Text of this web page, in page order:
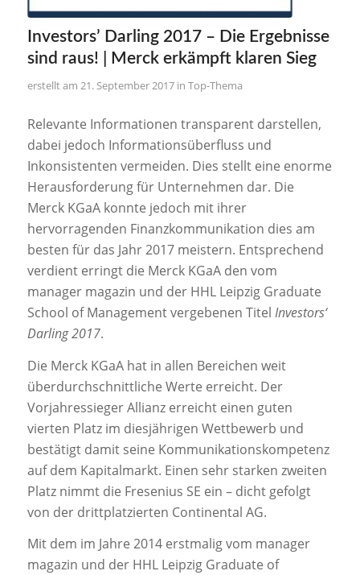
Investors’ Darling 2017 – Die Ergebnisse
sind raus! | Merck erkämpft klaren Sieg
21. September 2017 in Top-Thema
Relevante Informationen transparent darstellen,
dabei jedoch Informationsüberfluss und
Inkonsistenten vermeiden. Dies stellt eine enorme
Herausforderung für Unternehmen dar. Die
Merck KGaA konnte jedoch mit ihrer
hervorragenden Finanzkommunikation dies am
besten für das Jahr 2017 meistern. Entsprechend
verdient erringt die Merck KGaA den vom
manager magazin und der HHL Leipzig Graduate
School of Management vergebenen Titel Investors‘
Darling 2017.
Die Merck KGaA hat in allen Bereichen weit
überdurchschnittliche Werte erreicht. Der
Vorjahressieger Allianz erreicht einen guten
vierten Platz im diesjährigen Wettbewerb und
bestätigt damit seine Kommunikationskompetenz
auf dem Kapitalmarkt. Einen sehr starken zweiten
Platz nimmt die Fresenius SE ein – dicht gefolgt
von der drittplatzierten Continental AG.
Mit dem im Jahre 2014 erstmalig vom manager
magazin und der HHL Leipzig Graduate of